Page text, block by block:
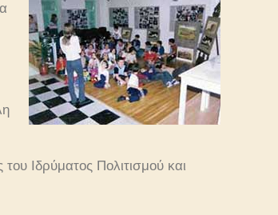
Ιδρύματος Πολιτισμού και